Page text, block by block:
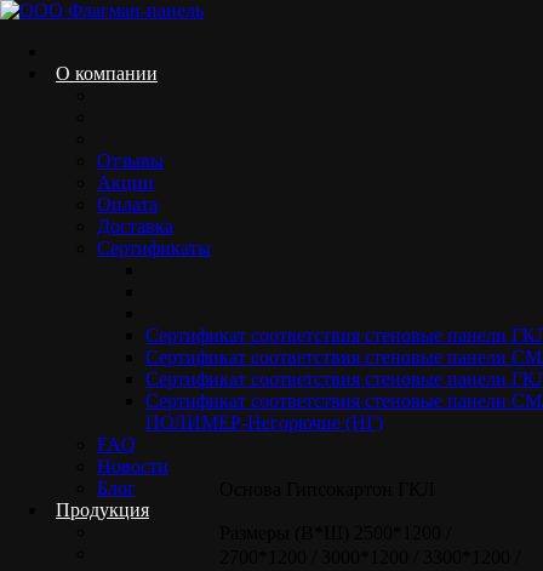
Skip
content
О компании
Отзывы
Акции
Оплата
Доставка
Сертификаты
Сертификат соответствия стеновые панели
Сертификат соответствия стеновые панели
Сертификат соответствия стеновые панели
Сертификат соответствия стеновые
ПОЛИМЕР-Негорючие (НГ)
FAQ
Новости
Блог
Продукция
ГКЛ ламинированный ПВХ RAL 7037
Ламинированный гипсокартон
ПВХ RAL 7037
Стеновые панели гипсокартон ГКЛ ламинированный